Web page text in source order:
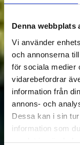
Denna webbplats
Vi använder
och annonserna
för sociala medier
vidarebefordrar
information från
annons- och
Dessa kan i sin
information som